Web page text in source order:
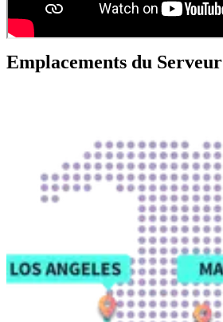
Emplacements du Serveur